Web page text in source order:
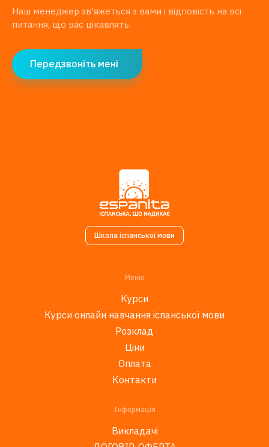
Наш менеджер зв'яжеться з вами і відповість на всі
питання, що вас цікавлять.
Передзвоніть мені
Школа іспанської мови
Меню
Курси
Курси онлайн навчання іспанської мови
Розклад
Ціни
Оплата
Контакти
Інформація
Викладачі